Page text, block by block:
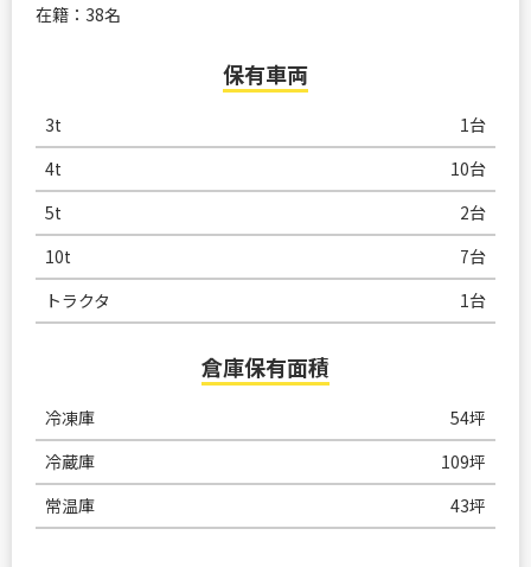
在籍：38名
保有車両
3t
1台
4t
10台
5t
2台
10t
7台
トラクタ
1台
倉庫保有面積
冷凍庫
54坪
冷蔵庫
109坪
常温庫
43坪